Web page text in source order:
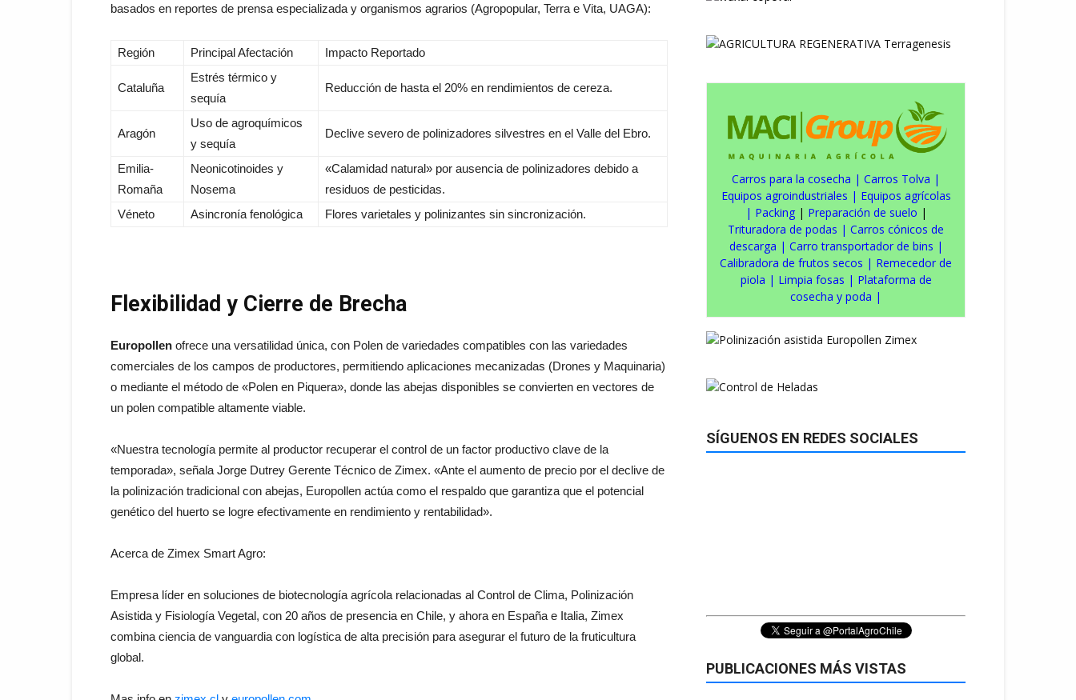
basados en reportes de prensa especializada y organismos agrarios (Agropopular, Terra e Vita, UAGA):
Región Principal Afectación Impacto Reportado
Cataluña
Estrés térmico y
sequía
Reducción de hasta el 20% en rendimientos de cereza.
Aragón
Uso de agroquímicos
y sequía
Declive severo de polinizadores silvestres en el Valle del Ebro.
Emilia-
Romaña
Neonicotinoides y
Nosema
«Calamidad natural» por ausencia de polinizadores debido a
residuos de pesticidas.
Véneto
Asincronía fenológica Flores varietales y polinizantes sin sincronización.
Flexibilidad y Cierre de Brecha
Europollen ofrece una versatilidad única, con Polen de variedades compatibles con las variedades
comerciales de los campos de productores, permitiendo aplicaciones mecanizadas (Drones y Maquinaria)
o mediante el método de «Polen en Piquera», donde las abejas disponibles se convierten en vectores de
un polen compatible altamente viable.
«Nuestra tecnología permite al productor recuperar el control de un factor productivo clave de la
temporada», señala Jorge Dutrey Gerente Técnico de Zimex. «Ante el aumento de precio por el declive de
la polinización tradicional con abejas, Europollen actúa como el respaldo que garantiza que el potencial
genético del huerto se logre efectivamente en rendimiento y rentabilidad».
Acerca de Zimex Smart Agro:
Empresa líder en soluciones de biotecnología agrícola relacionadas al Control de Clima, Polinización
Asistida y Fisiología Vegetal, con 20 años de presencia en Chile, y ahora en España e Italia, Zimex
combina ciencia de vanguardia con logística de alta precisión para asegurar el futuro de la fruticultura
global.
Carros para la cosecha | Carros Tolva |
Equipos agroindustriales | Equipos agrícolas
| Packing| Preparación de suelo |
Trituradora de podas | Carros cónicos de
descarga | Carro transportador de bins |
Calibradora de frutos secos | Remecedor de
piola | Limpia fosas | Plataforma de
cosecha y poda |
SÍGUENOS EN REDES SOCIALES
PUBLICACIONES MÁS VISTAS